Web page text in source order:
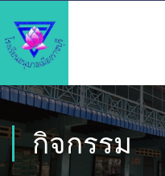
กิจกรรม